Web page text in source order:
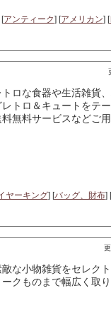
アンティーク] [アメリカン] [
ロな食器や生活雑貨
トロ＆キュートをテ
無料サービスなどご
ヤーキング] [バッグ、財布] [
な小物雑貨をセレク
クものまで幅広く取